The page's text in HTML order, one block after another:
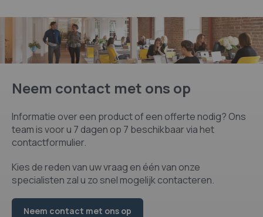
Neem contact met ons op
Informatie over een product of een offerte nodig? Ons
team is voor u 7 dagen op 7 beschikbaar via het
contactformulier.
Kies de reden van uw vraag en één van onze
specialisten zal u zo snel mogelijk contacteren.
Neem contact met ons op